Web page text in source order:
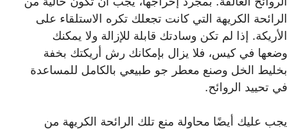
الرائحة الكريهة التي كانت تجعلك تكره الاستلقاء على
الأريكة. إذا لم تكن وسادتك قابلة للإزالة ولا يمكنك
وضعها في كيس، فلا يزال بإمكانك رش أريكتك بخفة
بخليط الخل وصنع معطر جو طبيعي بالكامل للمساعدة
في تحييد الروائح.
يجب عليك أيضًا محاولة منع تلك الرائحة الكريهة من